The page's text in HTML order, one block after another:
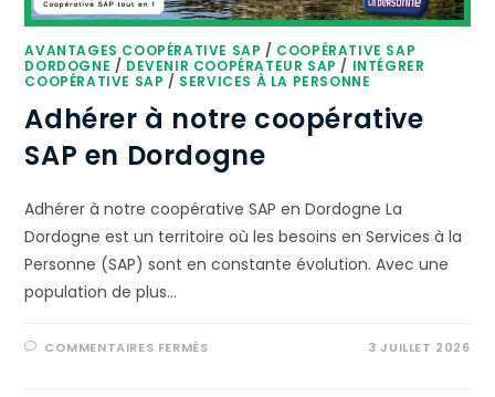
AVANTAGES COOPÉRATIVE SAP / COOPÉRATIVE SAP
DORDOGNE / DEVENIR COOPÉRATEUR SAP / INTÉGRER
COOPÉRATIVE SAP / SERVICES À LA PERSONNE
Adhérer à notre coopérative
SAP en Dordogne
Adhérer à notre coopérative SAP en Dordogne La
Dordogne est un territoire où les besoins en Services à la
Personne (SAP) sont en constante évolution. Avec une
population de plus…
COMMENTAIRES FERMÉS 3 JUILLET 2026